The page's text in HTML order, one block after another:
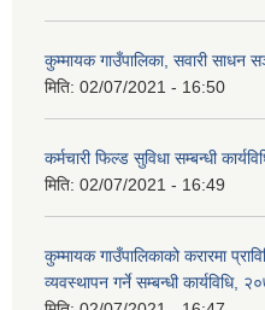
कुम्मायक गाउँपालिका, सवारी साधन
मिति: 02/07/2021 - 16:50
कर्मचारी फिल्ड सुविधा सम्बन्धी
मिति: 02/07/2021 - 16:49
कुम्मायक गाउँपालिकाको करारमा
व्यवस्थापन गर्ने सम्बन्धी कार्यविधि,